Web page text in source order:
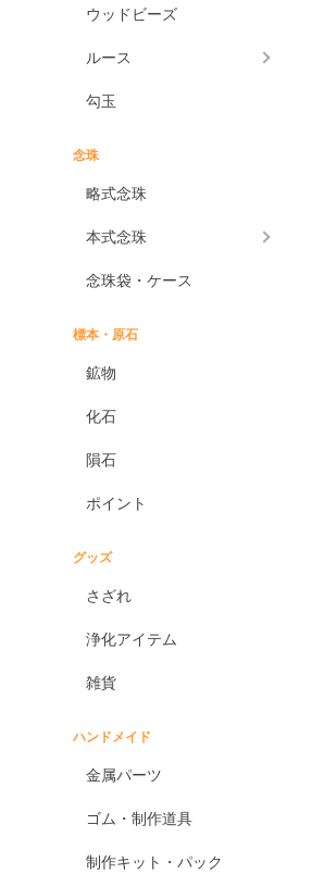
ウッドビーズ
ルース
勾玉
念珠
略式念珠
本式念珠
念珠袋・ケース
標本・原石
鉱物
化石
隕石
ポイント
グッズ
さざれ
浄化アイテム
雑貨
ハンドメイド
金属パーツ
ゴム・制作道具
制作キット・パック